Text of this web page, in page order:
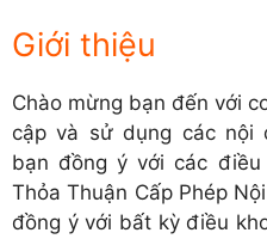
Giới thiệu
Chào mừng bạn đến với
cập và sử dụng các nội
bạn đồng ý với các
Thỏa Thuận Cấp Phép
đồng ý với bất kỳ điều